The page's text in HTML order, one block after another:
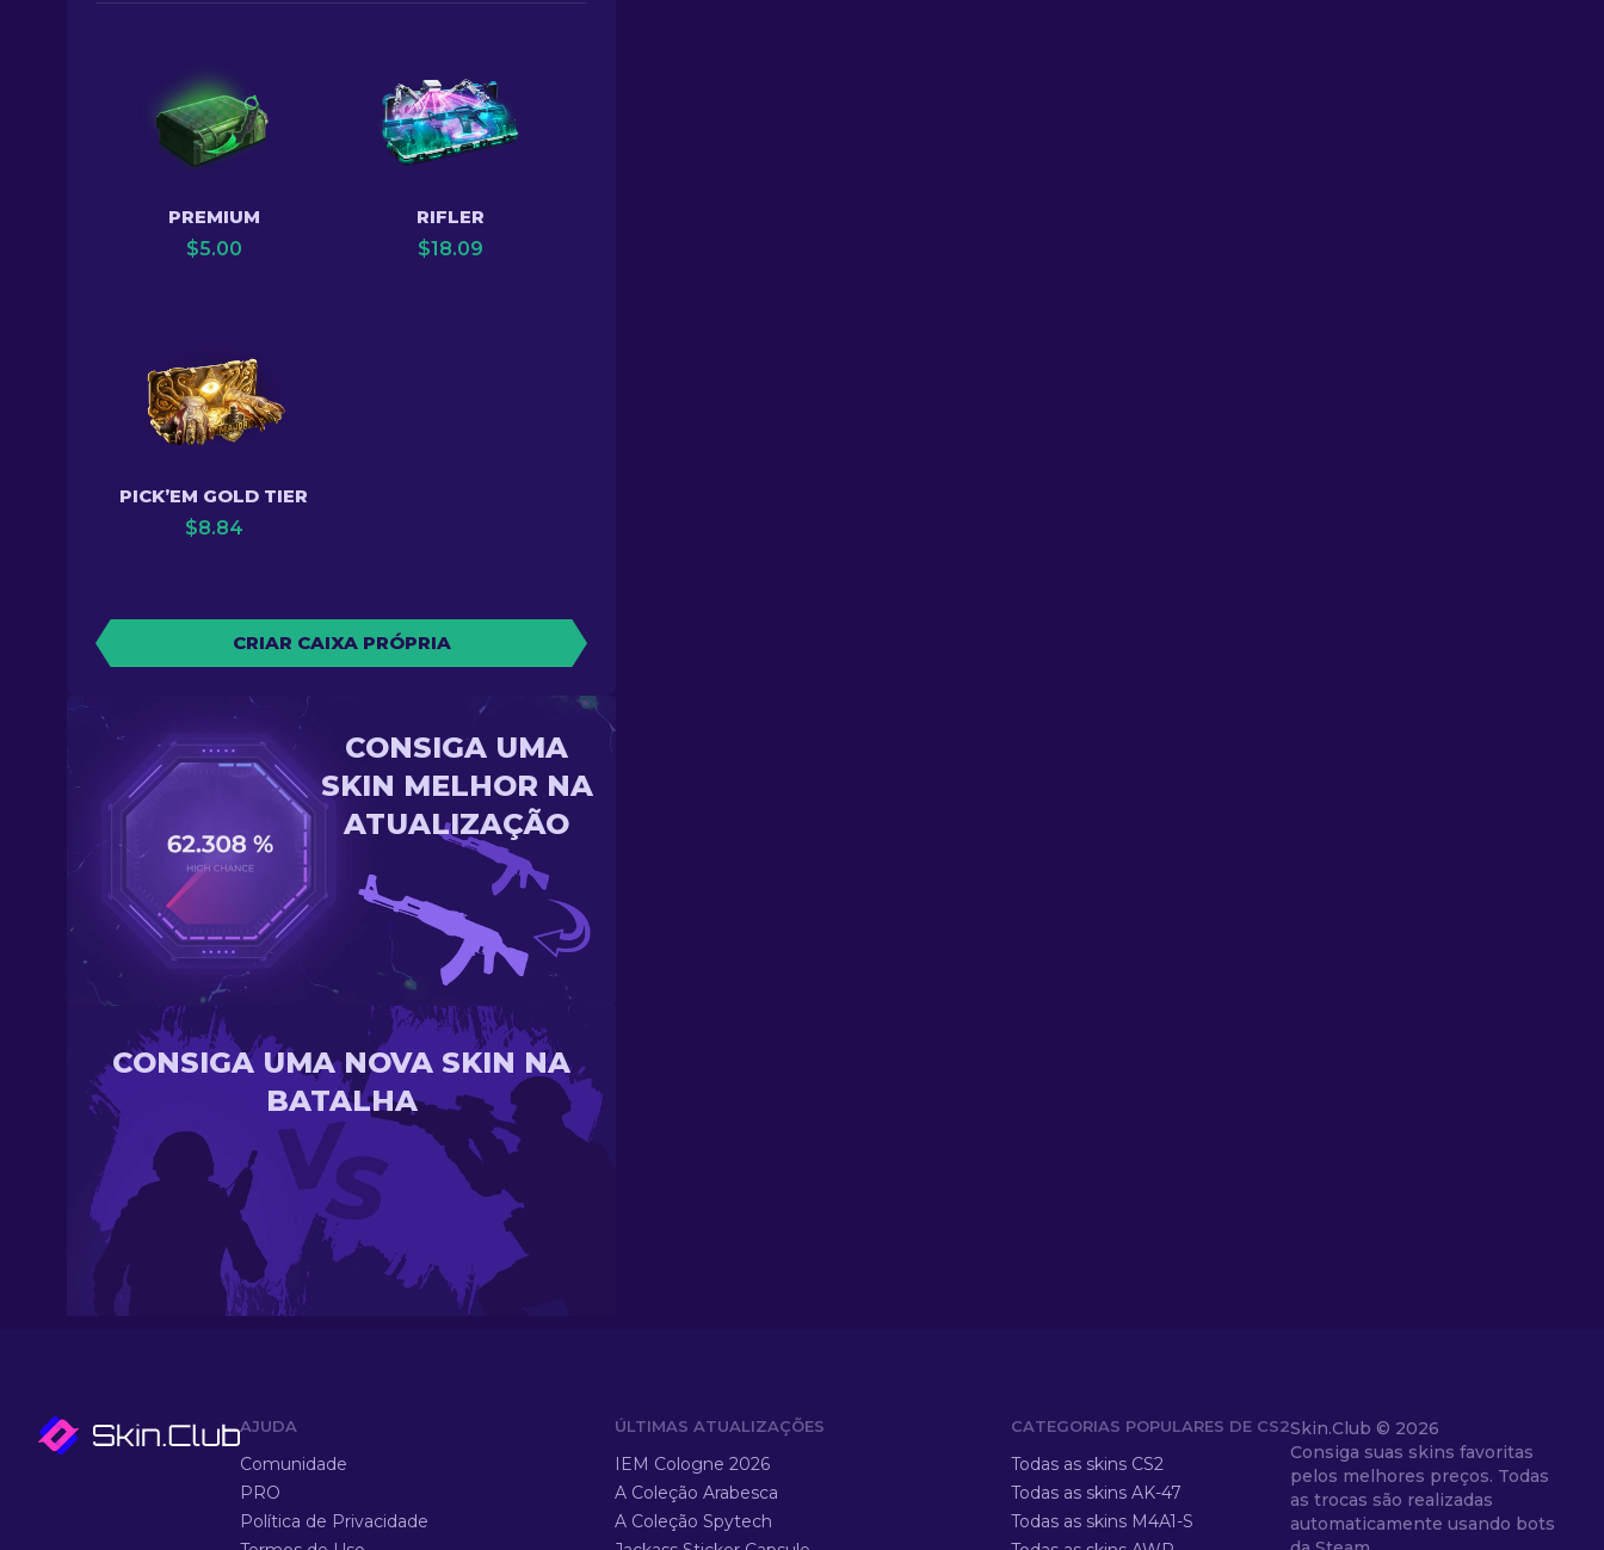
PREMIUM
$5.00
RIFLER
$18.09
PICK’EM GOLD TIER
$8.84
CRIAR CAIXA PRÓPRIA
CONSIGA UMA
SKIN MELHOR NA
ATUALIZAÇÃO
CONSIGA UMA NOVA SKIN NA
BATALHA
AJUDA
Comunidade
PRO
Política de Privacidade
ÚLTIMAS ATUALIZAÇÕES
IEM Cologne 2026
A Coleção Arabesca
A Coleção Spytech
CATEGORIAS POPULARES DE CS2
Todas as skins CS2
Todas as skins AK-47
Todas as skins M4A1-S
Skin.Club © 2026
Consiga suas skins favoritas
pelos melhores preços. Todas
as trocas são realizadas
automaticamente usando bots